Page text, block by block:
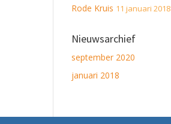
Rode Kruis 11 januari 2018
Nieuwsarchief
september 2020
januari 2018